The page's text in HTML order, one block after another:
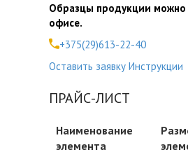
Образцы продукции можно
офисе.
+375(29)613-22-40
Оставить заявку Инструкции
ПРАЙС-ЛИСТ
Наименование
элемента